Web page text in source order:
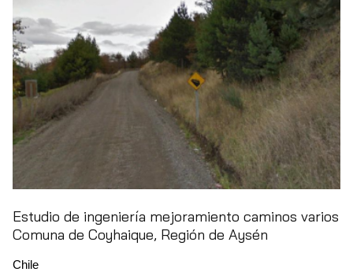
Estudio de ingeniería mejoramiento caminos varios
Comuna de Coyhaique, Región de Aysén
Chile